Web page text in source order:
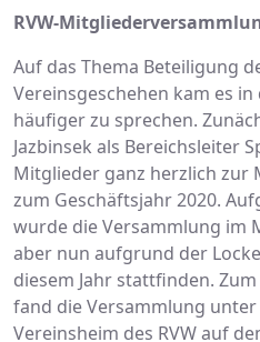
RVW-
Auf das Thema Beteiligung
Vereinsgeschehen kam es
häufiger zu sprechen.
Jazbinsek als Bereichsleiter
Mitglieder ganz herzlich zur
zum Geschäftsjahr 2020.
wurde die Versammlung im
aber nun aufgrund der
diesem Jahr stattfinden.
fand die Versammlung
Vereinsheim des RVW auf